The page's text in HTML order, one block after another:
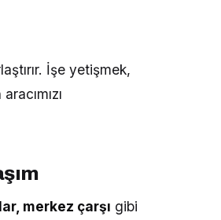
İşe yetişmek,
merkez çarşı gibi